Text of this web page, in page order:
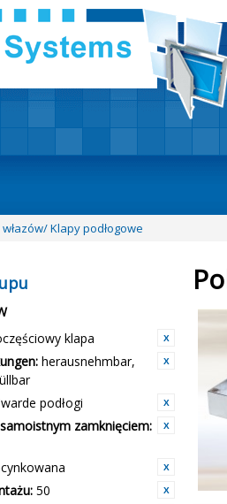
Klapy podłogowe
klapa
herausnehmbar,
podłogi
zamknięciem:
50